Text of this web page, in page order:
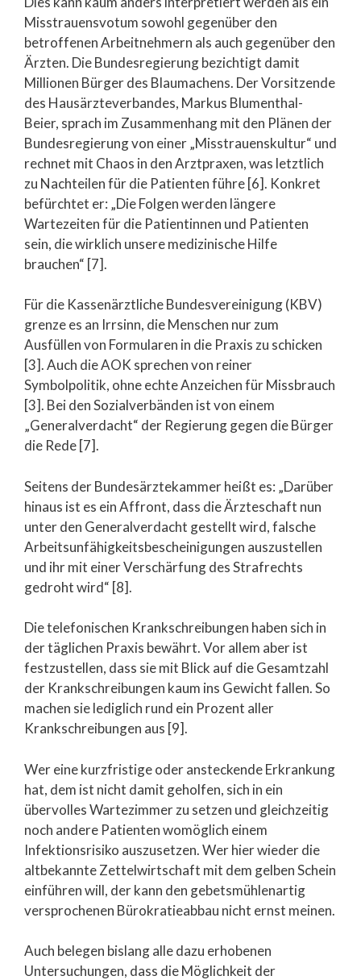
Misstrauensvotum sowohl gegenüber den
betroffenen Arbeitnehmern als auch gegenüber den
Ärzten. Die Bundesregierung bezichtigt damit
Millionen Bürger des Blaumachens. Der Vorsitzende
des Hausärzteverbandes, Markus Blumenthal-
Beier, sprach im Zusammenhang mit den Plänen der
Bundesregierung von einer „Misstrauenskultur“ und
rechnet mit Chaos in den Arztpraxen, was letztlich
zu Nachteilen für die Patienten führe [6]. Konkret
befürchtet er: „Die Folgen werden längere
Wartezeiten für die Patientinnen und Patienten
sein, die wirklich unsere medizinische Hilfe
brauchen“ [7].
Für die Kassenärztliche Bundesvereinigung (KBV)
grenze es an Irrsinn, die Menschen nur zum
Ausfüllen von Formularen in die Praxis zu schicken
[3]. Auch die AOK sprechen von reiner
Symbolpolitik, ohne echte Anzeichen für Missbrauch
[3]. Bei den Sozialverbänden ist von einem
„Generalverdacht“ der Regierung gegen die Bürger
die Rede [7].
Seitens der Bundesärztekammer heißt es: „Darüber
hinaus ist es ein Affront, dass die Ärzteschaft nun
unter den Generalverdacht gestellt wird, falsche
Arbeitsunfähigkeitsbescheinigungen auszustellen
und ihr mit einer Verschärfung des Strafrechts
gedroht wird“ [8].
Die telefonischen Krankschreibungen haben sich in
der täglichen Praxis bewährt. Vor allem aber ist
festzustellen, dass sie mit Blick auf die Gesamtzahl
der Krankschreibungen kaum ins Gewicht fallen. So
machen sie lediglich rund ein Prozent aller
Krankschreibungen aus [9].
Wer eine kurzfristige oder ansteckende Erkrankung
hat, dem ist nicht damit geholfen, sich in ein
übervolles Wartezimmer zu setzen und gleichzeitig
noch andere Patienten womöglich einem
Infektionsrisiko auszusetzen. Wer hier wieder die
altbekannte Zettelwirtschaft mit dem gelben Schein
einführen will, der kann den gebetsmühlenartig
versprochenen Bürokratieabbau nicht ernst meinen.
Auch belegen bislang alle dazu erhobenen
Untersuchungen, dass die Möglichkeit der